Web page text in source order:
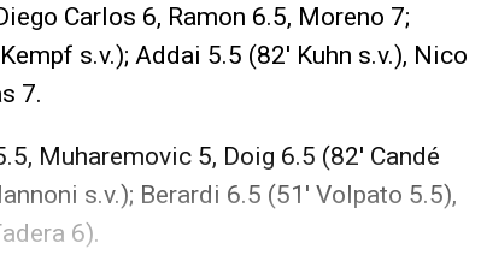
Carlos 6, Ramon 6.5, Moreno 7;
s.v.); Addai 5.5 (82′ Kuhn s.v.), Nico
7.
Muharemovic 5, Doig 6.5 (82′ Candé
s.v.); Berardi 6.5 (51′ Volpato 5.5),
6).